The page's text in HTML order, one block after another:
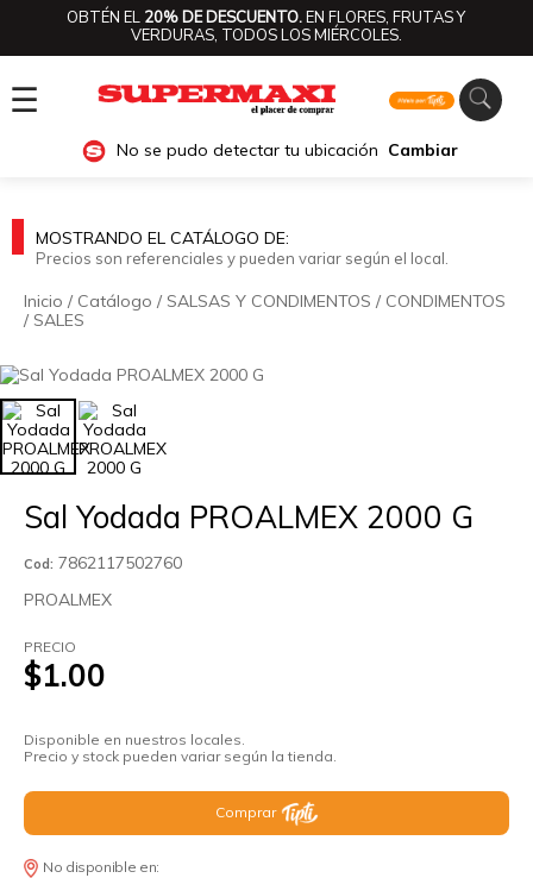
OBTÉN EL 20% DE DESCUENTO.EN FLORES, FRUTAS Y
VERDURAS, TODOS LOS MIÉRCOLES.
☰
No se pudo detectar tu ubicación Cambiar
MOSTRANDO EL CATÁLOGO DE:
Precios son referenciales y pueden variar según el local.
Inicio / Catálogo / SALSAS Y CONDIMENTOS / CONDIMENTOS
/ SALES
Sal Yodada PROALMEX 2000 G
Cod: 7862117502760
PROALMEX
PRECIO
$1.00
Disponible en nuestros locales.
Precio y stock pueden variar según la tienda.
Comprar
No disponible en: